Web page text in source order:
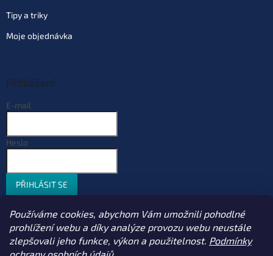
Používáme cookies, abychom Vám umožnili pohodlné
prohlížení webu a díky analýze provozu webu neustále
zlepšovali jeho funkce, výkon a použitelnost. Podmínky
Tipy a triky
Moje objednávka
Přihlášení
E-mail
Heslo
PŘIHLÁSIT SE